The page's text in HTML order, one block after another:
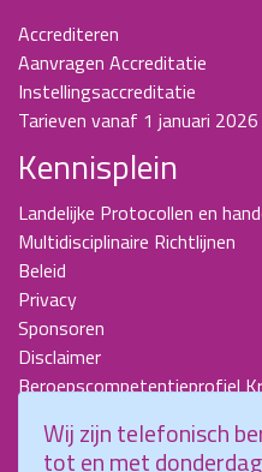
Accrediteren
Aanvragen Accreditatie
Instellingsaccreditatie
Tarieven vanaf 1 januari 2026
Kennisplein
Landelijke Protocollen en
Multidisciplinaire Richtlijnen
Beleid
Privacy
Sponsoren
Disclaimer
Beroepscompetentieprofiel
KCKZ-specials
Wij zijn telefonisch
tot en met